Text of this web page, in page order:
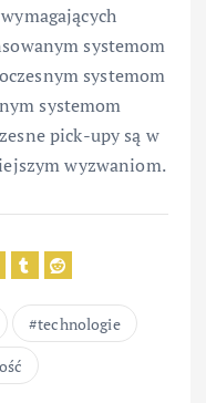
systemom
systemom
systemom
pick-upy są w
wyzwaniom.
technologie